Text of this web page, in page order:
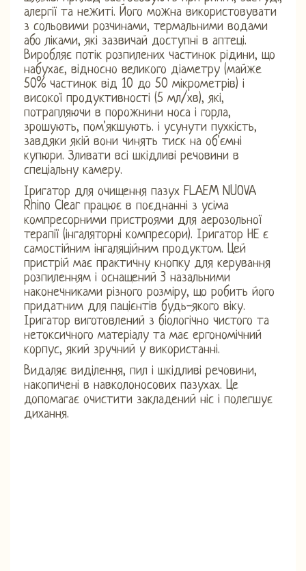
алергії та нежиті. Його можна використовувати
з сольовими розчинами, термальними водами
або ліками, які зазвичай доступні в аптеці.
Виробляє потік розпилених частинок рідини, що
набухає, відносно великого діаметру (майже
50% частинок від 10 до 50 мікрометрів) і
високої продуктивності (5 мл/хв), які,
потрапляючи в порожнини носа і горла,
зрошують, пом'якшують. і усунути пухкість,
завдяки якій вони чинять тиск на об'ємні
купюри. Зливати всі шкідливі речовини в
спеціальну камеру.
Іригатор для очищення пазух FLAEM NUOVA
Rhino Clear працює в поєднанні з усіма
компресорними пристроями для аерозольної
терапії (інгаляторні компресори). Іригатор НЕ є
самостійним інгаляційним продуктом. Цей
пристрій має практичну кнопку для керування
розпиленням і оснащений 3 назальними
наконечниками різного розміру, що робить його
придатним для пацієнтів будь-якого віку.
Іригатор виготовлений з біологічно чистого та
нетоксичного матеріалу та має ергономічний
корпус, який зручний у використанні.
Видаляє виділення, пил і шкідливі речовини,
накопичені в навколоносових пазухах. Це
допомагає очистити закладений ніс і полегшує
дихання.